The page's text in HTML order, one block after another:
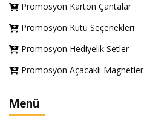
Promosyon Karton Çantalar
Promosyon Kutu Seçenekleri
Promosyon Hediyelik Setler
Promosyon Açacaklı Magnetler
Menü